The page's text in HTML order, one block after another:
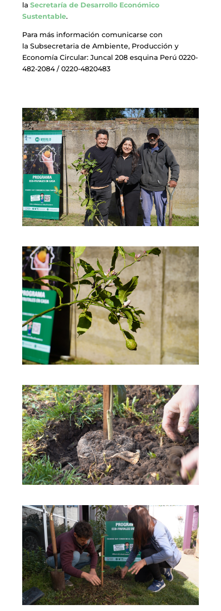
la Secretaría de Desarrollo Económico
Sustentable.
Para más información comunicarse con
la Subsecretaria de Ambiente, Producción y
Economía Circular: Juncal 208 esquina Perú 0220-
482-2084 / 0220-4820483